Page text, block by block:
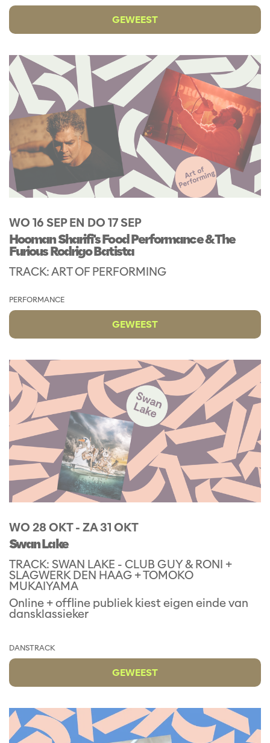
GEWEEST
Hooman Sharifi's Food Performance & The
Furious Rodrigo Batista
TRACK: ART OF PERFORMING
WO 16 SEPEN DO 17 SEP
PERFORMANCE
GEWEEST
Swan Lake
TRACK: SWAN LAKE - CLUB GUY & RONI +
SLAGWERK DEN HAAG + TOMOKO
MUKAIYAMA
WO 28 OKT- ZA 31 OKT
Online + offline publiek kiest eigen einde van
dansklassieker
DANSTRACK
GEWEEST